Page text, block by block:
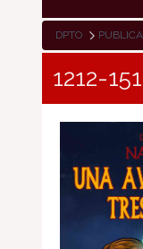
DPTO
1212-